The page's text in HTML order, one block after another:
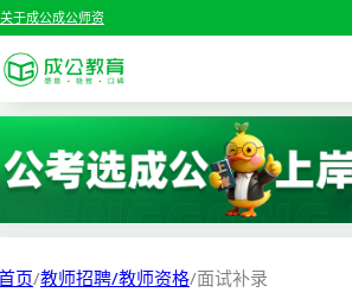
关于成公成公师资
考试公告
报考指南
首页
国家公务员考试
各省公务员考试
页/教师招聘/教师资格/面试补录